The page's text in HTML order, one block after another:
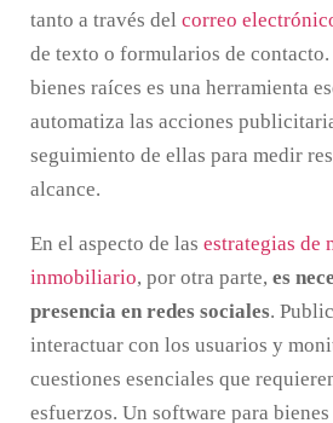
tanto a través del correo
de texto o formularios de
bienes raíces es una herramienta
automatiza las acciones
seguimiento de ellas para medir
alcance.
En el aspecto de las estrategias de
inmobiliario, por otra parte, es
presencia en redes sociales.
interactuar con los usuarios y
cuestiones esenciales que
esfuerzos. Un software para